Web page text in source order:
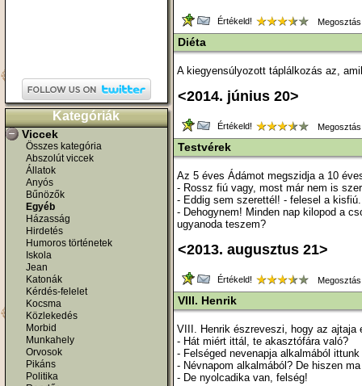
Kategóriák
Viccek
Összes kategória
Abszolút viccek
Állatok
Anyós
Bűnözők
Egyéb
Házasság
Hirdetés
Humoros történetek
Iskola
Jean
Katonák
Kérdés-felelet
Kocsma
Közlekedés
Morbid
Munkahely
Orvosok
Pikáns
Politika
Értékeld!
Diéta
A kiegyensúlyozott táplálkozás az,
<2014. június 20>
Értékeld!
Testvérek
Az 5 éves Ádámot megszidja a 10
- Rossz fiú vagy, most már nem is
- Eddig sem szerettél! - felesel a kisfiú.
- Dehogynem! Minden nap kilopod a
ugyanoda teszem?
<2013. augusztus 21>
Értékeld!
VIII. Henrik
VIII. Henrik észreveszi, hogy az
- Hát miért ittál, te akasztófára való?
- Felséged nevenapja alkalmából
- Névnapom alkalmából? De hiszen
- De nyolcadika van, felség!